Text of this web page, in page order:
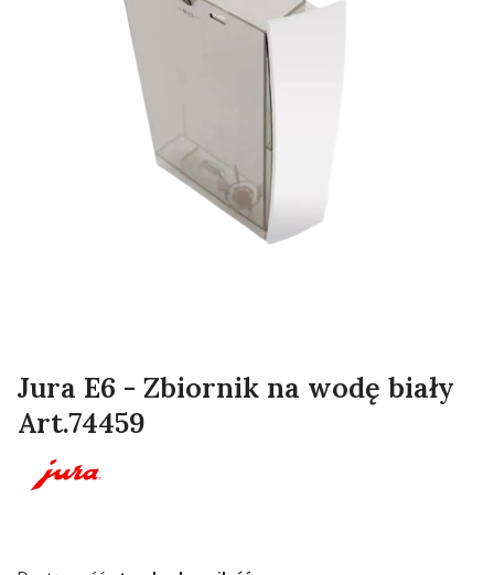
Jura E6 - Zbiornik na wodę biały
Art.74459